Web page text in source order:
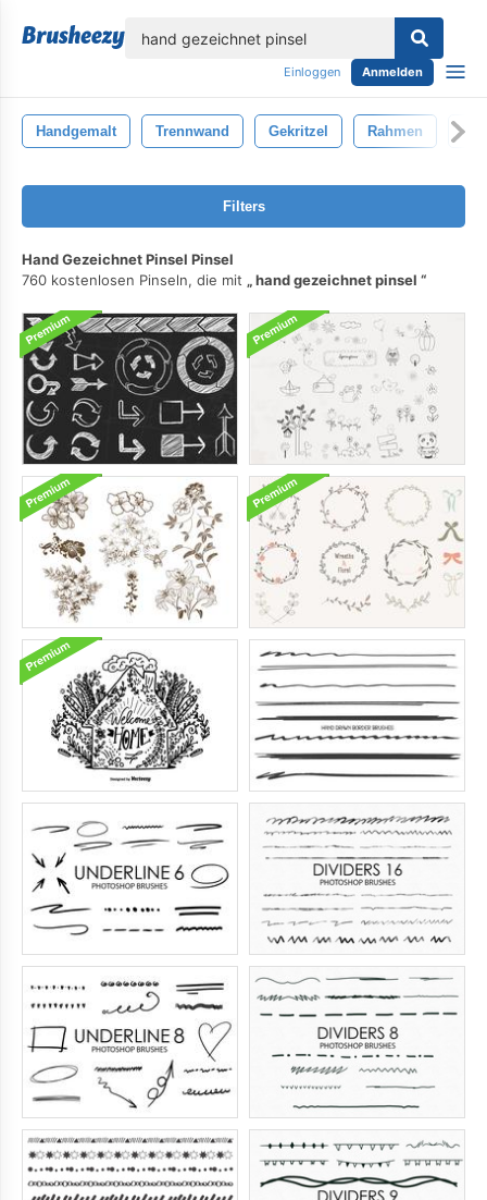
Einloggen Anmelden
Handgemalt Trennwand Gekritzel Rahmen
Filters
Hand Gezeichnet Pinsel Pinsel
760 kostenlosen Pinseln, die mit
hand gezeichnet pinsel